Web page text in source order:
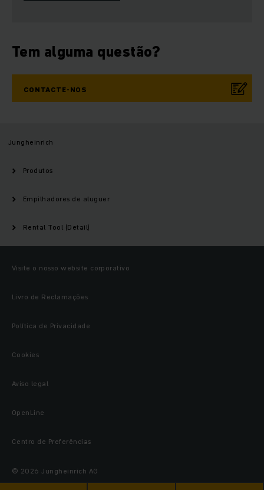
Tem alguma questão?
CONTACTE-NOS
Jungheinrich
Produtos
Empilhadores de aluguer
Rental Tool (Detail)
Visite o nosso website corporativo
Livro de Reclamações
Política de Privacidade
Cookies
Aviso legal
OpenLine
Centro de Preferências
© 2026 Jungheinrich AG